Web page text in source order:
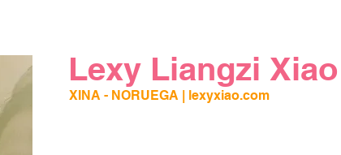
XINA - NORUEGA | lexyxiao.com
Lexy Liangzi Xiao